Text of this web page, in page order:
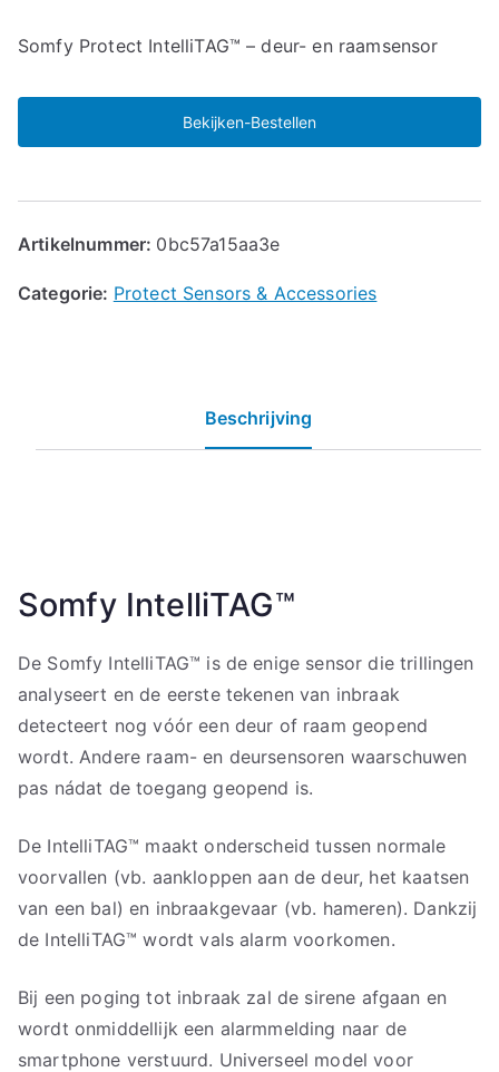
Somfy Protect IntelliTAG™ – deur- en raamsensor
Bekijken-Bestellen
Artikelnummer: 0bc57a15aa3e
Categorie: Protect Sensors & Accessories
Beschrijving
Somfy IntelliTAG™
De Somfy IntelliTAG™ is de enige sensor die trillingen
analyseert en de eerste tekenen van inbraak
detecteert nog vóór een deur of raam geopend
wordt. Andere raam- en deursensoren waarschuwen
pas nádat de toegang geopend is.
De IntelliTAG™ maakt onderscheid tussen normale
voorvallen (vb. aankloppen aan de deur, het kaatsen
van een bal) en inbraakgevaar (vb. hameren). Dankzij
de IntelliTAG™ wordt vals alarm voorkomen.
Bij een poging tot inbraak zal de sirene afgaan en
wordt onmiddellijk een alarmmelding naar de
smartphone verstuurd. Universeel model voor